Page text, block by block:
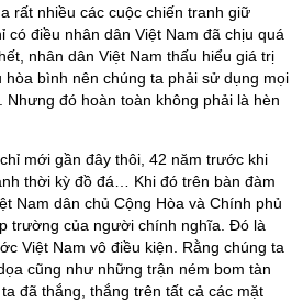
rất nhiều các cuộc chiến tranh giữ
điều nhân dân Việt Nam đã chịu quá
nhân dân Việt Nam thấu hiểu giá trị
bình nên chúng ta phải sử dụng mọi
đó hoàn toàn không phải là hèn
mới gần đây thôi, 42 năm trước khi
thời kỳ đồ đá… Khi đó trên bàn đàm
Nam dân chủ Cộng Hòa và Chính phủ
trường của người chính nghĩa. Đó là
Việt Nam vô điều kiện. Rằng chúng ta
cũng như những trận ném bom tàn
đã thắng, thắng trên tất cả các mặt